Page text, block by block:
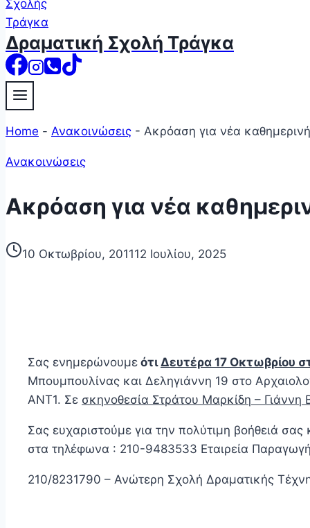
Δραματική Σχολή Τράγκα
Home - Ανακοινώσεις - Ακρόαση για νέα
Ανακοινώσεις
Ακρόαση για νέα
10 Οκτωβρίου, 201112 Ιουλίου, 2025
Σας ενημερώνουμε ότιΔευτέρα 17 Οκτωβρίου
Μπουμπουλίνας και Δεληγιάννη 19 στο
ΑΝΤ1. Σε σκηνοθεσία Στράτου Μαρκίδη – Γιάννη
Σας ευχαριστούμε για την πολύτιμη βοήθειά
στα τηλέφωνα : 210-9483533 Εταιρεία
210/8231790 – Ανώτερη Σχολή Δραματικής